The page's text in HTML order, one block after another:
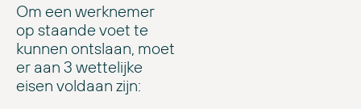
Om een werknemer
op staande voet te
kunnen ontslaan, moet
er aan 3 wettelijke
eisen voldaan zijn: